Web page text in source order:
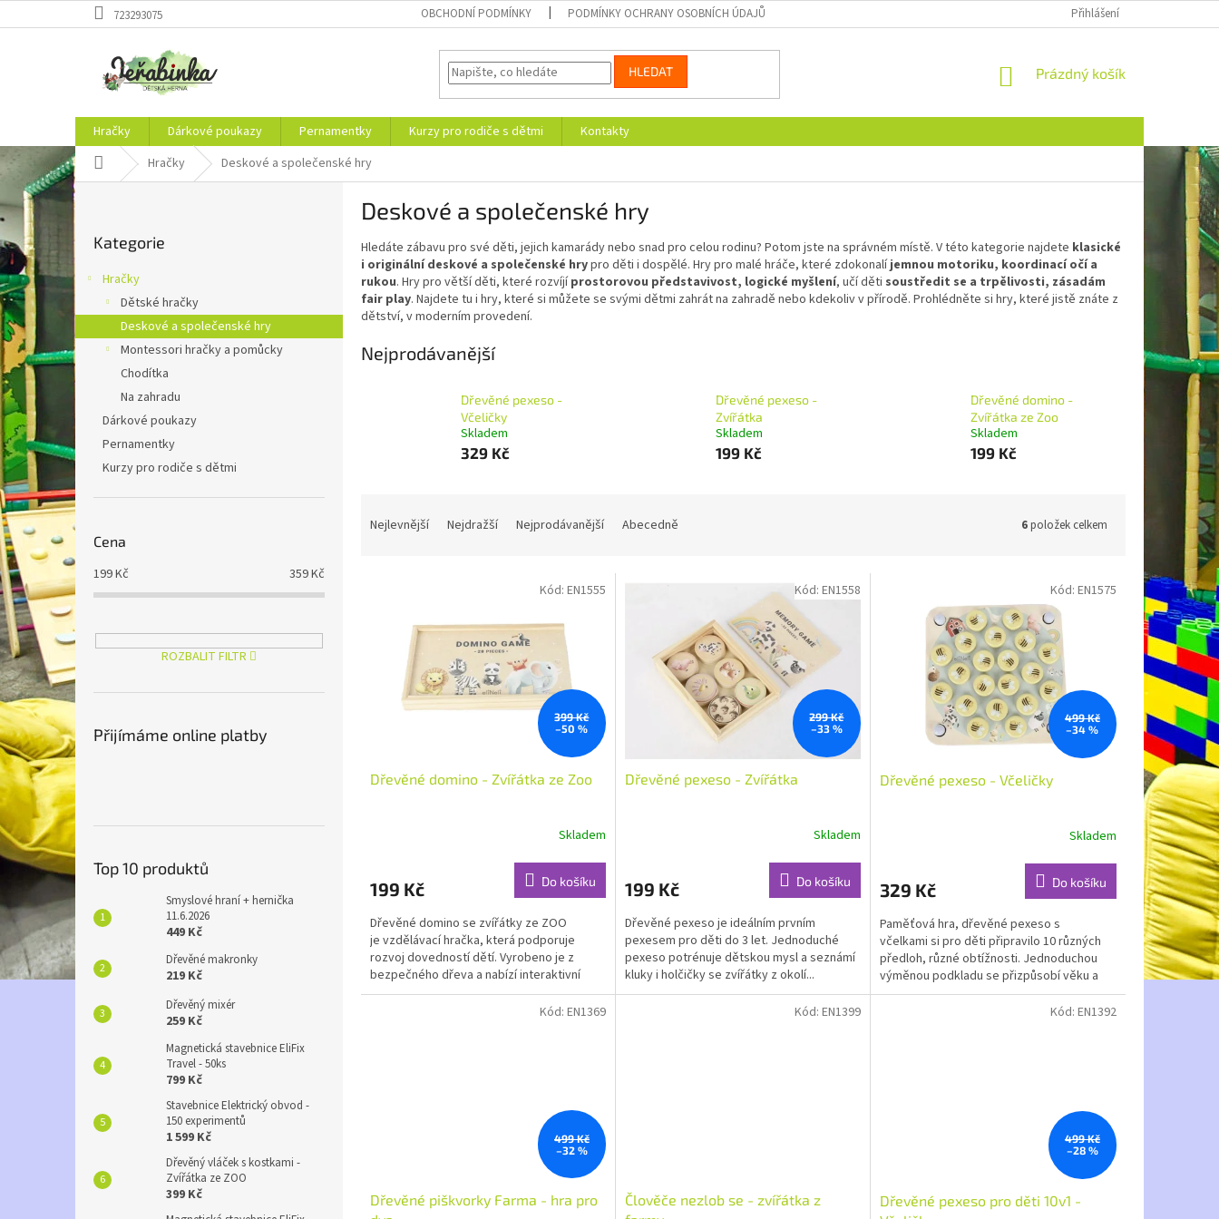
na
723293075 OBCHODNÍ PODMÍNKY PODMÍNKY OCHRANY OSOBNÍCH ÚDAJŮ Přihlášení
HLEDAT
NÁKUPNÍ
Prázdný košík
Hračky Dárkové poukazy Pernamentky Kurzy pro rodiče s dětmi
Kontakty
Domů Hračky Deskové a společenské hry
P
o
r
a
n
n
í
p
a
e
l
kategorie
Kategorie
Hračky
Dětské hračky
Deskové a společenské hry
Montessori hračky a pomůcky
Chodítka
Na zahradu
Dárkové poukazy
Pernamentky
Kurzy pro rodiče s dětmi
Cena
199Kč 359Kč
ROZBALIT FILTR
Přijímáme online platby
Top 10 produktů
Smyslové hraní + hernička
11.6.2026
449 Kč
Dřevěné makronky
219 Kč
Dřevěný mixér
259 Kč
Magnetická stavebnice EliFix
Travel - 50ks
799 Kč
Stavebnice Elektrický obvod -
150 experimentů
1 599 Kč
Dřevěný vláček s kostkami -
Zvířátka ze ZOO
399 Kč
Deskové a společenské hry
Hledáte zábavu pro své děti, jejich kamarády nebo snad pro celou rodinu? Potom jste na správném místě. V této kategorie najdete klasické
i originální deskové a společenské hrypro děti i dospělé. Hry pro malé hráče, které zdokonalíjemnou motoriku, koordinací očí a
rukou. Hry pro větší děti, které rozvíjíprostorovou představivost, logické myšlení, učí děti soustředit se a trpělivosti, zásadám
fair play. Najdete tu i hry, které si můžete se svými dětmi zahrát na zahradě nebo kdekoliv v přírodě. Prohlédněte si hry, které jistě znáte z
dětství, v moderním provedení.
Nejprodávanější
Dřevěné pexeso -
Včeličky
Skladem
329 Kč
Dřevěné pexeso -
Zvířátka
Skladem
199 Kč
Dřevěné domino -
Zvířátka ze Zoo
Skladem
199 Kč
Nejlevnější Nejdražší Nejprodávanější Abecedně 6položek celkem
399 Kč
–50 %
Dřevěné domino - Zvířátka ze Zoo
Skladem
199 Kč Do košíku
Dřevěné domino se zvířátky ze ZOO
je vzdělávací hračka, která podporuje
rozvoj dovedností dětí. Vyrobeno je z
bezpečného dřeva a nabízí interaktivní
zábavu pro celou...
Kód: EN1555
299 Kč
–33 %
Dřevěné pexeso - Zvířátka
Skladem
199 Kč Do košíku
Dřevěné pexeso je ideálním prvním
pexesem pro děti do 3 let. Jednoduché
pexeso potrénuje dětskou mysl a seznámí
kluky i holčičky se zvířátky z okolí...
Kód: EN1558
499 Kč
–34 %
Dřevěné pexeso - Včeličky
Skladem
329 Kč Do košíku
Paměťová hra, dřevěné pexeso s
včelkami si pro děti připravilo 10 různých
předloh, různé obtížnosti. Jednoduchou
výměnou podkladu se přizpůsobí věku a
znalostem...
Kód: EN1575
499 Kč
–32 %
Dřevěné piškvorky Farma - hra pro
Kód: EN1369
Člověče nezlob se - zvířátka z
Kód: EN1399
499 Kč
–28 %
Dřevěné pexeso pro děti 10v1 -
Kód: EN1392